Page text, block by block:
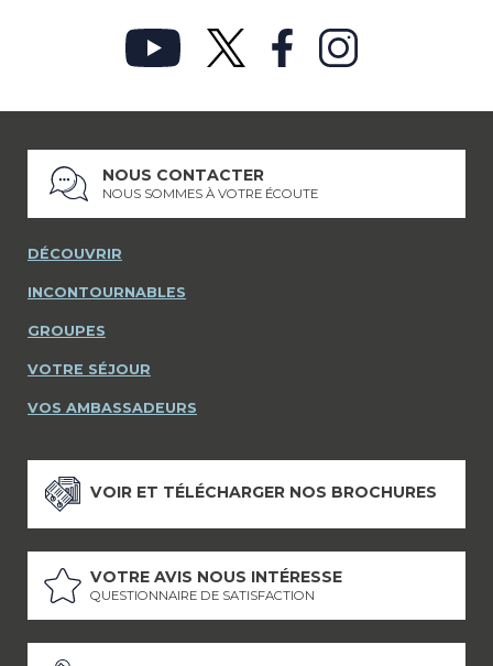
NOUS CONTACTER
NOUS SOMMES À VOTRE ÉCOUTE
DÉCOUVRIR
INCONTOURNABLES
GROUPES
VOTRE SÉJOUR
VOS AMBASSADEURS
VOIR ET TÉLÉCHARGER NOS BROCHURES
VOTRE AVIS NOUS INTÉRESSE
QUESTIONNAIRE DE SATISFACTION